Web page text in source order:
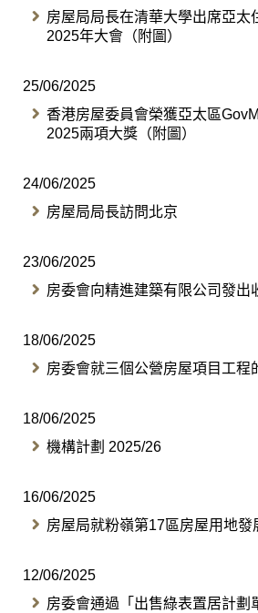
房屋局局長在清華大學出席亞太
2025年大會（附圖）
25/06/2025
香港房屋委員會榮獲亞太區
2025兩項大獎（附圖）
24/06/2025
房屋局局長訪問北京
23/06/2025
房委會向精進建築有限公司發出
18/06/2025
房委會就三個公營房屋項目工程
18/06/2025
機構計劃 2025/26
16/06/2025
房屋局就粉嶺第17區房屋用地發
12/06/2025
房委會通過「出售綠表置居計劃